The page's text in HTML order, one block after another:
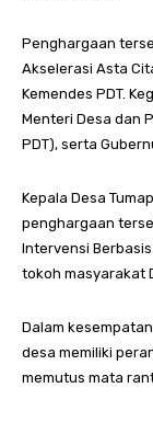
Penghargaan
Akselerasi Asta
Kemendes PDT.
Menteri Desa dan
PDT), serta
Kepala Desa
penghargaan
Intervensi Berbasis
tokoh masyarakat
Dalam
desa memiliki
memutus mata